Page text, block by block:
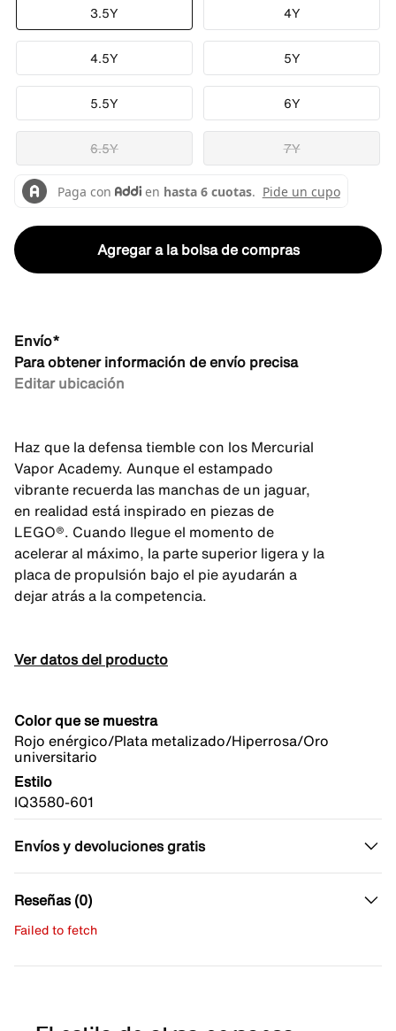
3.5Y 4Y
4.5Y 5Y
5.5Y 6Y
6.5Y 7Y
Agregar a la bolsa de compras
Envío*
Para obtener información de envío precisa
Editar ubicación
Haz que la defensa tiemble con los Mercurial
Vapor Academy. Aunque el estampado
vibrante recuerda las manchas de un jaguar,
en realidad está inspirado en piezas de
LEGO®. Cuando llegue el momento de
acelerar al máximo, la parte superior ligera y la
placa de propulsión bajo el pie ayudarán a
dejar atrás a la competencia.
Ver datos del producto
Color que se muestra
Rojo enérgico/Plata metalizado/Hiperrosa/Oro
universitario
Estilo
IQ3580-601
Envíos y devoluciones gratis
Reseñas (0)
Failed to fetch